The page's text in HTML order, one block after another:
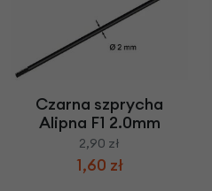
Czarna szprycha
Alipna F1 2.0mm
2,90 zł
1,60 zł